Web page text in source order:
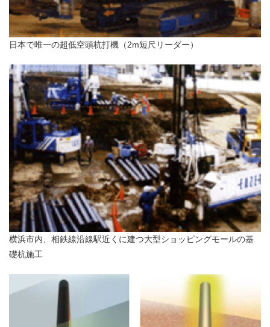
日本で唯一の超低空頭杭打機 （2m短尺リーダー）
横浜市内、相鉄線沿線駅近くに建つ大型ショッピングモールの基
礎杭施工